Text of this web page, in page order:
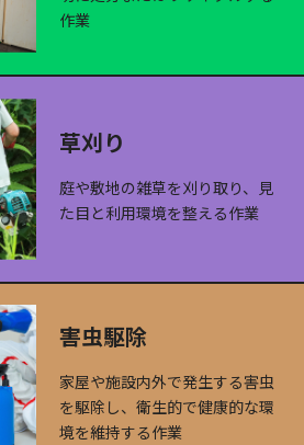
作業
草刈り
庭や敷地の雑草を刈り取り、見
た目と利用環境を整える作業
害虫駆除
家屋や施設内外で発生する害虫
を駆除し、衛生的で健康的な環
境を維持する作業